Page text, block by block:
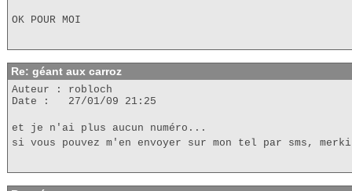
OK POUR MOI
Re: géant aux carroz
Auteur : robloch
Date : 27/01/09 21:25
et je n'ai plus aucun numéro...
si vous pouvez m'en envoyer sur mon tel par sms,